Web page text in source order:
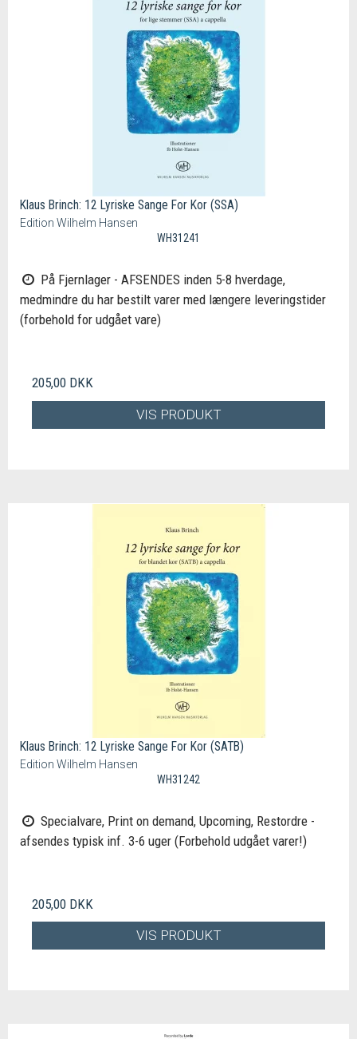
Klaus Brinch: 12 Lyriske Sange For Kor (SSA)
Edition Wilhelm Hansen
WH31241
På Fjernlager - AFSENDES inden 5-8 hverdage,
medmindre du har bestilt varer med længere leveringstider
(forbehold for udgået vare)
205,00 DKK
VIS PRODUKT
Klaus Brinch: 12 Lyriske Sange For Kor (SATB)
Edition Wilhelm Hansen
WH31242
Specialvare, Print on demand, Upcoming, Restordre -
afsendes typisk inf. 3-6 uger (Forbehold udgået varer!)
205,00 DKK
VIS PRODUKT